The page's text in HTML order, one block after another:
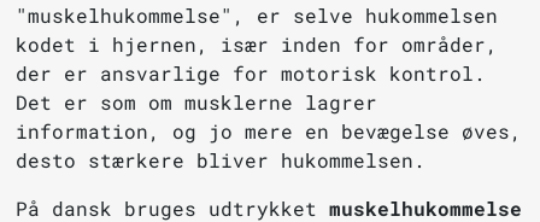
"muskelhukommelse", er selve hukommelsen
kodet i hjernen, især inden for områder,
der er ansvarlige for motorisk kontrol.
Det er som om musklerne lagrer
information, og jo mere en bevægelse øves,
desto stærkere bliver hukommelsen.
På dansk bruges udtrykketmuskelhukommelse